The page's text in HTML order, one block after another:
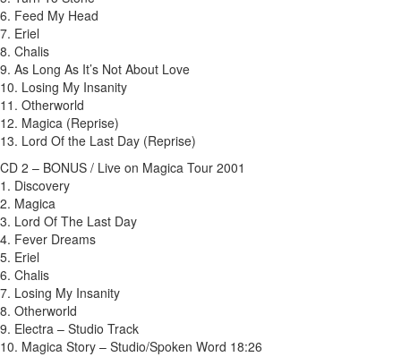
6. Feed My Head
7. Eriel
8. Chalis
9. As Long As It’s Not About Love
10. Losing My Insanity
11. Otherworld
12. Magica (Reprise)
13. Lord Of the Last Day (Reprise)
CD 2 – BONUS / Live on Magica Tour 2001
1. Discovery
2. Magica
3. Lord Of The Last Day
4. Fever Dreams
5. Eriel
6. Chalis
7. Losing My Insanity
8. Otherworld
9. Electra – Studio Track
10. Magica Story – Studio/Spoken Word 18:26